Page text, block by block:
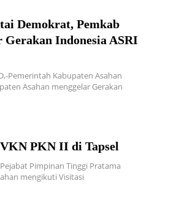
Demokrat, Pemkab
Indonesia ASRI
Pemerintah Kabupaten Asahan
Asahan menggelar Gerakan
PKN II di Tapsel
Pejabat Pimpinan Tinggi Pratama
mengikuti Visitasi